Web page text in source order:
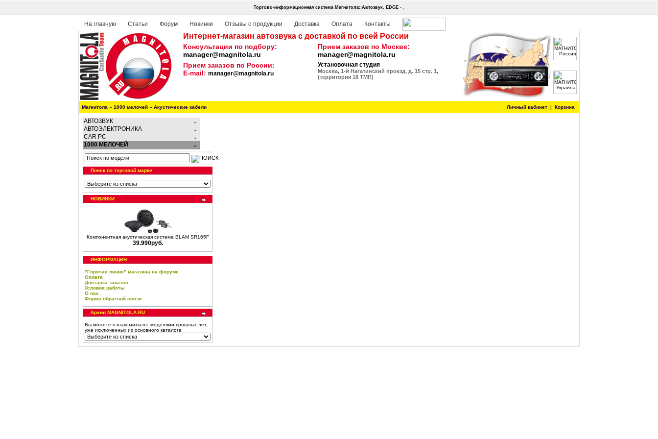
Торгово-информационная система Магнитола::Автозвук. EDGE - .
На главную Статьи Форум Новинки Отзывы о продукции Доставка Оплата Контакты
Интернет-магазин автозвука с доставкой по всей России
Консультации по подбору:
manager@magnitola.ru
Прием заказов по Москве:
manager@magnitola.ru
Прием заказов по России:
E-mail: manager@magnitola.ru
Установочная студия
Москва, 1-й Нагатинский проезд, д. 15 стр. 1,
(территория 18 ТМП)
Магнитола » 1000 мелочей » Акустические кабели Личный кабинет | Корзина
АВТОЗВУК
АВТОЭЛЕКТРОНИКА
CAR PC
1000 МЕЛОЧЕЙ
Поиск по торговой марке
НОВИНКИ
Компонентная акустическая система BLAM SR165F
39.990руб.
ИНФОРМАЦИЯ:
"Горячая линия" магазина на форуме
Оплата
Доставка заказов
Условия работы
О нас
Форма обратной связи
Архив MAGNITOLA.RU
Вы можете ознакомиться с моделями прошлых лет,
уже исключенных из основного каталога